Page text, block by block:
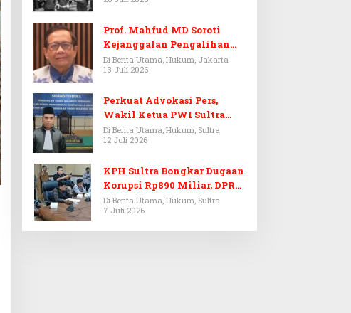
Prof. Mahfud MD Soroti
Kejanggalan Pengalihan
Penyelidikan Tersangka
Febrie Adriansyah
Di Berita Utama, Hukum, Jakarta
13 Juli 2026
Perkuat Advokasi Pers,
Wakil Ketua PWI Sultra
Resmi Dilantik Menjadi
Advokat PERADI
Di Berita Utama, Hukum, Sultra
12 Juli 2026
KPH Sultra Bongkar Dugaan
Korupsi Rp890 Miliar, DPRD
Sultra Gelar RDP
Di Berita Utama, Hukum, Sultra
7 Juli 2026